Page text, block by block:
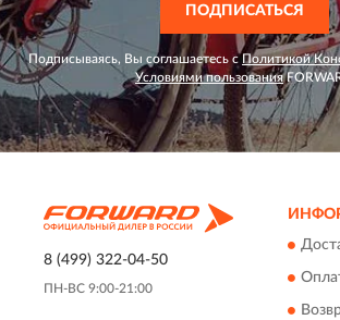
ПОДПИСАТЬСЯ
Подписываясь, Вы соглашаетесь сПолитикой
Условиями пользования
8 (499) 322-04-50
ПН-ВС 9:00-21:00